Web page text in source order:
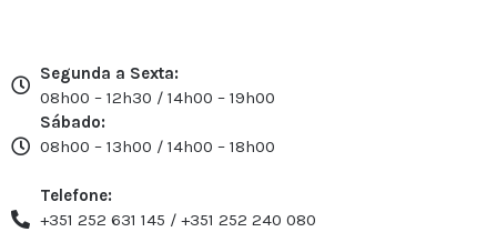
Segunda a Sexta:
08h00 – 12h30 / 14h00 – 19h00
Sábado:
08h00 – 13h00 / 14h00 – 18h00
Telefone:
+351 252 631 145 / +351 252 240 080